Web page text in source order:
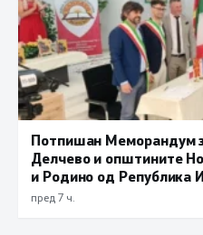
Потпишан Меморандум
Делчево и општините
и Родино од Република
пред 7 ч.